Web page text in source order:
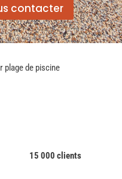
contacter
plage de piscine
15 000 clients